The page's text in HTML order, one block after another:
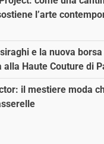
l’arte
e la nuova
alla Haute Couture di
il mestiere moda